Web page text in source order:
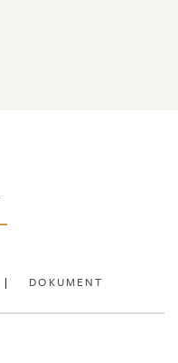
DOKUMENT